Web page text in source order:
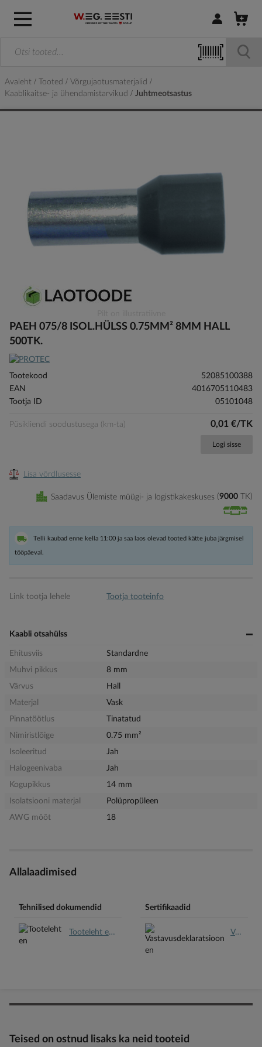
Logi sisse /
Avaleht Tooted
Võrgujaotusmaterjalid
Kaablikaitse- ja ühendamistarvikud
Juhtmeotsastus
images
gallery
to
the
of
the
images
PAEH 075/8 ISOL.HÜLSS 0.75MM² 8MM HALL
500TK.
Tootekood
52085100388
EAN
4016705110483
Tootja ID
05101048
Püsikliendi soodustusega (km-ta) 0,01 €/TK
Logi sisse
Lisa võrdlusesse
Saadavus Ülemiste müügi- ja logistikakeskuses 9000 TK
Telli kaubad enne kella 11:00 ja saa laos olevad tooted kätte juba järgmisel
tööpäeval.
Link tootja lehele Tootja tooteinfo
Kaabli otsahülss
Ehitusviis
Standardne
Muhvi pikkus
8 mm
Värvus
Hall
Materjal
Vask
Pinnatöötlus
Tinatatud
Nimiristlõige
0.75 mm²
Isoleeritud
Jah
Halogeenivaba
Jah
Kogupikkus
14 mm
Isolatsiooni materjal
Polüpropüleen
AWG mõõt
18
Allalaadimised
Tehnilised dokumendid
Tooteleht en.pdf
Sertifikaadid
Vastavusdeklaratsioon en.pdf
Teised on ostnud lisaks ka neid tooteid